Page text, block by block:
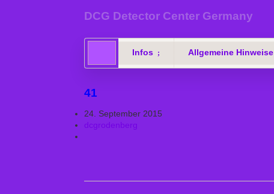
DCG Detector Center Germany
Infos Allgemeine Hinweise
41
24. September 2015
dcgrodenberg